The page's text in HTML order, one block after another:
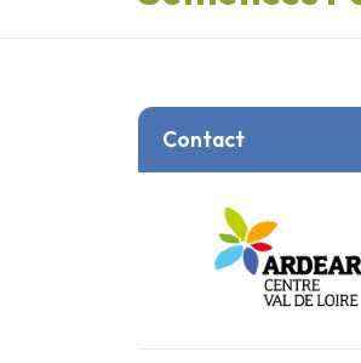
Contact